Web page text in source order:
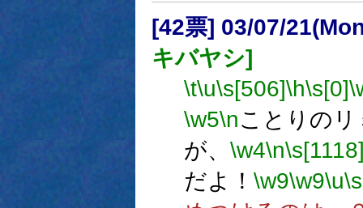
[42票] 03/07/
キバヤシ]
\t\u\s[506]\h\s[0]
\w5\nことりの
が、 \w4\n
だよ！ \w9\w9\u